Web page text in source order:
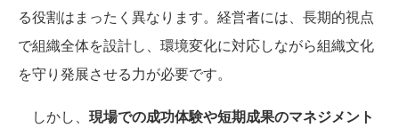
る役割はまったく異なります。経営者には、長期的視点
で組織全体を設計し、環境変化に対応しながら組織文化
を守り発展させる力が必要です。
しかし、 現場での成功体験や短期成果のマネジメント